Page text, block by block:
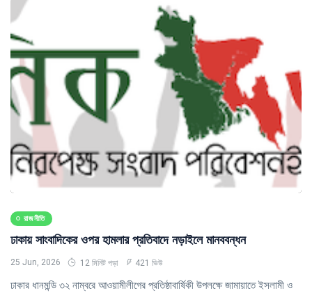
রাজনীতি
ঢাকায় সাংবাদিকের ওপর হামলার প্রতিবাদে নড়াইলে মানববন্ধন
25 Jun, 2026 12 মিনিট পড়া 421 ভিউ
ঢাকার ধানমন্ডি ৩২ নাম্বরে আওয়ামীলীগের প্রতিষ্ঠাবার্ষিকী উপলক্ষে জামায়াতে ইসলামী ও